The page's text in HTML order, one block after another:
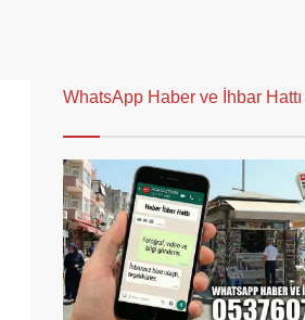
WhatsApp Haber ve İhbar Hattı